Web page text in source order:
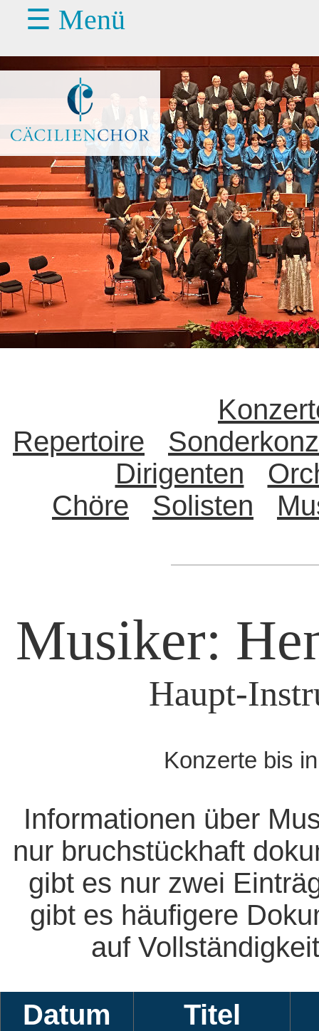
☰ Menü
Repertoire
Dirigenten
Chöre
Solisten
Musiker:
Haupt-
Konzerte bis
Informationen über
nur bruchstückhaft
gibt es nur zwei
gibt es häufigere
auf
Datum
Titel